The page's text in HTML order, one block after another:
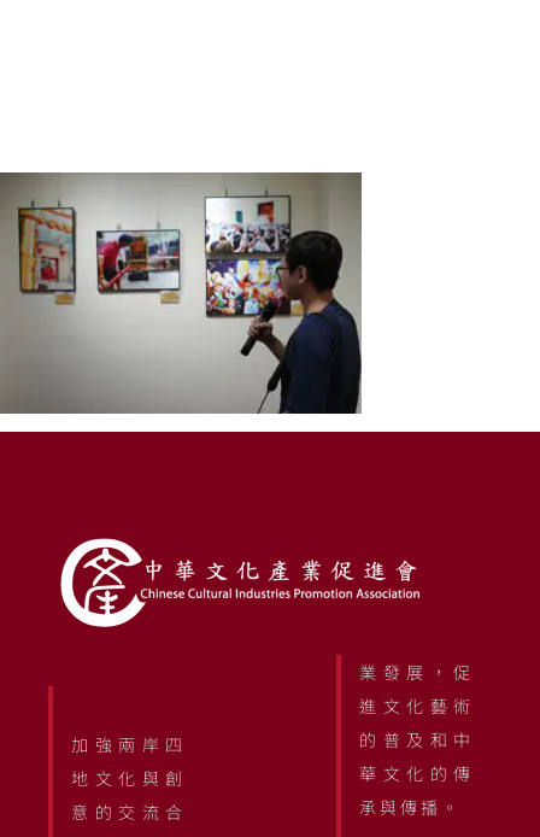
加強兩岸四
地文化與創
意的交流合
業發展，促
進文化藝術
的普及和中
華文化的傳
承與傳播。